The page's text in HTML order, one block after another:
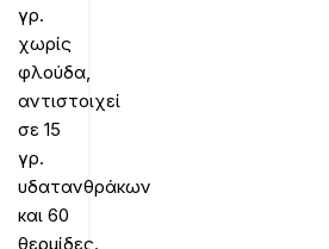
γρ.
χωρίς
φλούδα,
αντιστοιχεί
σε 15
γρ.
υδατανθράκων
και 60
θερμίδες.